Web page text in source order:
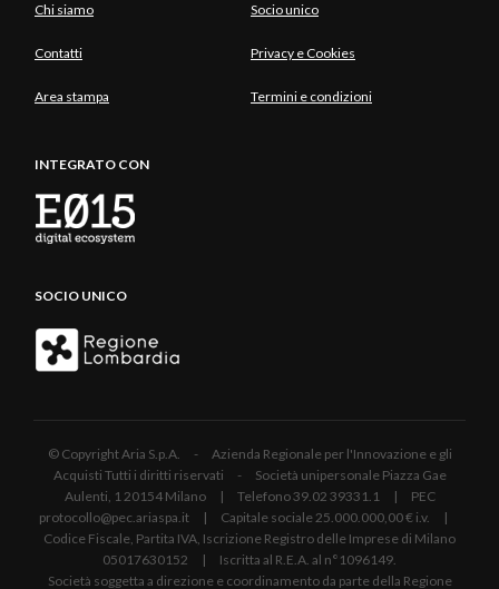
Chi siamo Socio unico
Contatti Privacy e Cookies
Area stampa Termini e condizioni
INTEGRATO CON
SOCIO UNICO
© Copyright Aria S.p.A. - Azienda Regionale per l'Innovazione e gli
Acquisti Tutti i diritti riservati - Società unipersonale Piazza Gae
Aulenti, 1 20154 Milano | Telefono 39.02 39331.1 | PEC
protocollo@pec.ariaspa.it | Capitale sociale 25.000.000,00 € i.v. |
Codice Fiscale, Partita IVA, Iscrizione Registro delle Imprese di Milano
05017630152 | Iscritta al R.E.A. al n°1096149.
Società soggetta a direzione e coordinamento da parte della Regione